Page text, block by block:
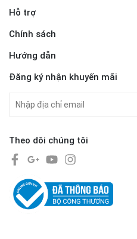
Hỗ trợ
Chính sách
Hướng dẫn
Đăng ký nhận khuyến mãi
Theo dõi chúng tôi